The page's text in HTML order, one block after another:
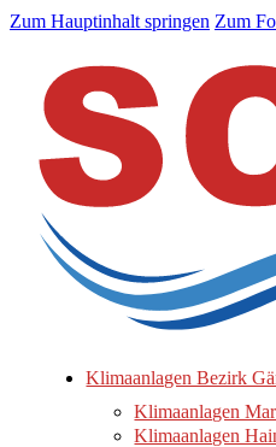
Zum Hauptinhalt springen Zum
Klimaanlagen Bezirk
Klimaanlagen
Klimaanlagen